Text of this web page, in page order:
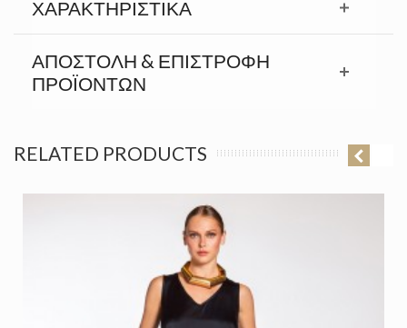
ΧΑΡΑΚΤΗΡΙΣΤΙΚΆ
ΑΠΟΣΤΟΛΉ & ΕΠΙΣΤΡΟΦΉ
ΠΡΟΪΟΝΤΩΝ
RELATED PRODUCTS